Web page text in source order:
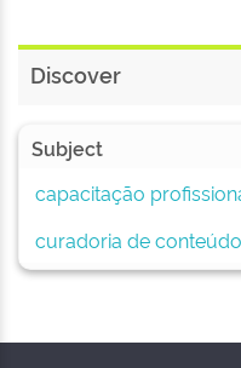
Discover
Subject
capacitação
curadoria de conteúdo